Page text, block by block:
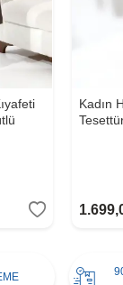
Kadın